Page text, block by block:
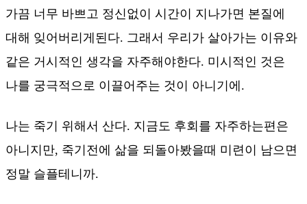
가끔 너무 바쁘고 정신없이 시간이 지나가면 본질에
대해 잊어버리게된다. 그래서 우리가 살아가는 이유와
같은 거시적인 생각을 자주해야한다. 미시적인 것은
나를 궁극적으로 이끌어주는 것이 아니기에.
나는 죽기 위해서 산다. 지금도 후회를 자주하는편은
아니지만, 죽기전에 삶을 되돌아봤을때 미련이 남으면
정말 슬플테니까.